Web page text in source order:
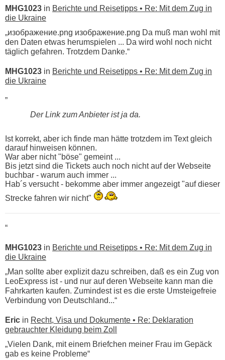
MHG1023 in Berichte und Reisetipps • Re: Mit dem Zug in
die Ukraine
„изображение.png изображение.png Da muß man wohl mit
den Daten etwas herumspielen ... Da wird wohl noch nicht
täglich gefahren. Trotzdem Danke.“
MHG1023 in Berichte und Reisetipps • Re: Mit dem Zug in
die Ukraine
„
Der Link zum Anbieter ist ja da.
Ist korrekt, aber ich finde man hätte trotzdem im Text gleich
darauf hinweisen können.
War aber nicht "böse" gemeint ...
Bis jetzt sind die Tickets auch noch nicht auf der Webseite
buchbar - warum auch immer ...
Hab´s versucht - bekomme aber immer angezeigt "auf dieser
Strecke fahren wir nicht"
“
MHG1023 in Berichte und Reisetipps • Re: Mit dem Zug in
die Ukraine
„Man sollte aber explizit dazu schreiben, daß es ein Zug von
LeoExpress ist - und nur auf deren Webseite kann man die
Fahrkarten kaufen. Zumindest ist es die erste Umsteigefreie
Verbindung von Deutschland...“
Eric in Recht, Visa und Dokumente • Re: Deklaration
gebrauchter Kleidung beim Zoll
„Vielen Dank, mit einem Briefchen meiner Frau im Gepäck
gab es keine Probleme“